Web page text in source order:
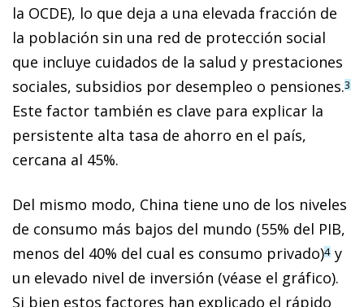
la OCDE), lo que deja a una elevada fracción de
la población sin una red de protección social
que incluye cuidados de la salud y prestaciones
sociales, subsidios por desempleo o pensiones.3
Este factor también es clave para explicar la
persistente alta tasa de ahorro en el país,
cercana al 45%.
Del mismo modo, China tiene uno de los niveles
de consumo más bajos del mundo (55% del PIB,
menos del 40% del cual es consumo privado)4 y
un elevado nivel de inversión (véase el gráfico).
Si bien estos factores han explicado el rápido